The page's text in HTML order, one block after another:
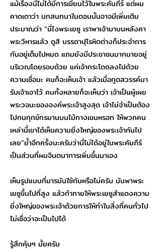
แม้เรื่องนี้ไม่ได้มีการเขียนไว้ในพระคัมภีร์ แต่ผม
คาดเดาว่า บทสนทนาในตอนนั้นอาจมีเพิ่มเติม
ประมาณว่า “นี่ไงพระเยซู เราพาเจ้ามาบนหลังคา
พระวิหารแล้ว ดูสิ บรรดาปุโรหิตต่างก็ประจำการ
กันอยู่เต็มไปหมด แถมยังมีประชาชนมากมายอยู่
บริเวณโดยรอบด้วย แค่เจ้ากระโดดลงไปด้วย
ความเชื่อนะ คนก็จะเห็นเจ้า แล้วเมื่อทูตสวรรค์มา
รับเจ้าเอาไว้ คนทั้งหลายก็จะเห็นว่า เจ้าเป็นผู้เผย
พระวจนะขององค์พระเจ้าสูงสุด เจ้าไม่จำเป็นต้อง
ไปทนทุกข์ทรมานบนไม้กางเขนหรอก ให้พวกคน
เหล่านี้เขาได้เห็นความยิ่งใหญ่ของพระเจ้ากันไป
เลย”ย้ำอีกครั้งนะครับว่านี่ไม่ได้อยู่ในพระคัมภีร์
เป็นส่วนที่ผมจินตนาการเพิ่มขึ้นมาเอง
เห็นรูปแบบที่มารมันใช้กันหรือไม่ครับ มันพาพระ
เยซูขึ้นไปที่สูง แล้วท้าทายให้พระเยซูสำแดงความ
ยิ่งใหญ่ของพระเจ้าด้วยการให้ทำในสิ่งที่คนทั่วไป
ไม่เชื่อว่าจะเป็นไปได้
รู้สึกคุ้นๆ มั้ยครับ